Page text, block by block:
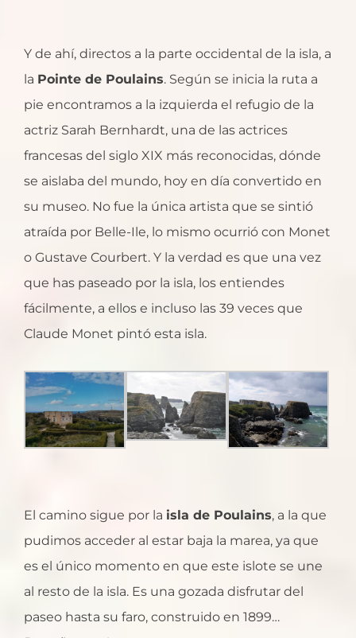
Y de ahí, directos a la parte occidental de la isla, a
la Pointe de Poulains. Según se inicia la ruta a
pie encontramos a la izquierda el refugio de la
actriz Sarah Bernhardt, una de las actrices
francesas del siglo XIX más reconocidas, dónde
se aislaba del mundo, hoy en día convertido en
su museo. No fue la única artista que se sintió
atraída por Belle-Ile, lo mismo ocurrió con Monet
o Gustave Courbert. Y la verdad es que una vez
que has paseado por la isla, los entiendes
fácilmente, a ellos e incluso las 39 veces que
Claude Monet pintó esta isla.
El camino sigue por la isla de Poulains, a la que
pudimos acceder al estar baja la marea, ya que
es el único momento en que este islote se une
al resto de la isla. Es una gozada disfrutar del
paseo hasta su faro, construido en 1899…